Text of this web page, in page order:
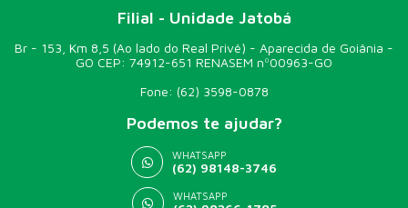
Filial - Unidade Jatobá
Br - 153, Km 8,5 (Ao lado do Real Privê) - Aparecida de Goiânia -
GO CEP: 74912-651 RENASEM nº00963-GO
Fone: (62) 3598-0878
Podemos te ajudar?
WHATSAPP
(62) 98148-3746
WHATSAPP